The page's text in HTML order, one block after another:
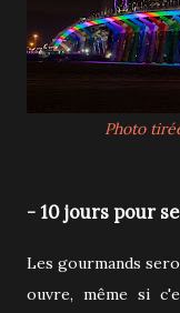
Photo
- 10 jours pour
Les gourmands
ouvre, même si